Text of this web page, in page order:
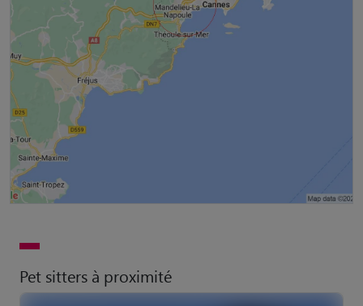
Pet sitters à proximité